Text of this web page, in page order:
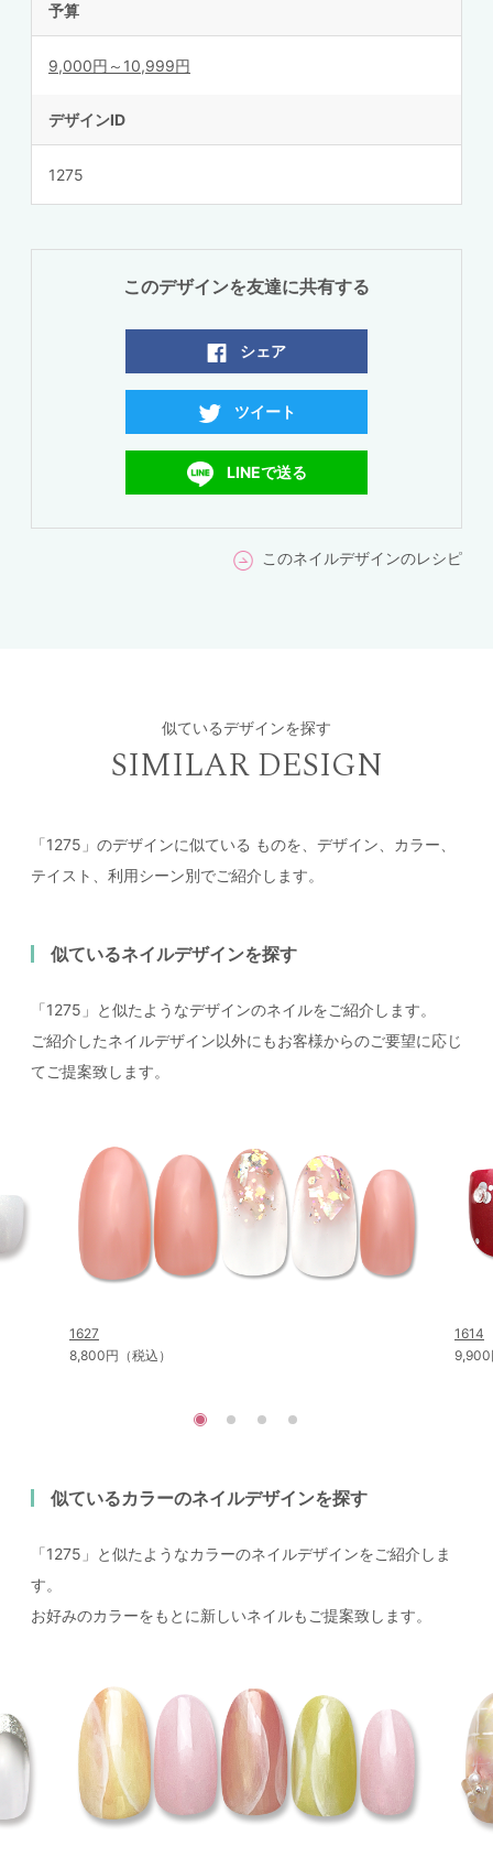
予算
9,000円～10,999円
デザインID
1275
このデザインを友達に共有する
シェア
ツイート
LINEで送る
このネイルデザインのレシピ
似ているデザインを探す
SIMILAR DESIGN
「1275」のデザインに似ている ものを、デザイン、カラー、
テイスト、利用シーン別でご紹介します。
似ているネイルデザインを探す
「1275」と似たようなデザインのネイルをご紹介します。
ご紹介したネイルデザイン以外にもお客様からのご要望に応じ
てご提案致します。
1627
8,800円（税込）
1614
9,900
似ているカラーのネイルデザインを探す
「1275」と似たようなカラーのネイルデザインをご紹介しま
す。
お好みのカラーをもとに新しいネイルもご提案致します。